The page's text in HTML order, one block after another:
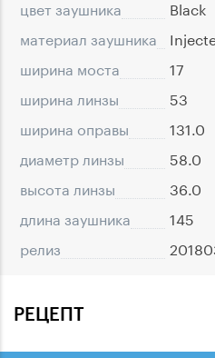
цвет заушника
Black
материал заушника
ширина моста
17
ширина линзы
53
ширина оправы
131.0
диаметр линзы
58.0
высота линзы
36.0
длина заушника
145
релиз
РЕЦЕПТ